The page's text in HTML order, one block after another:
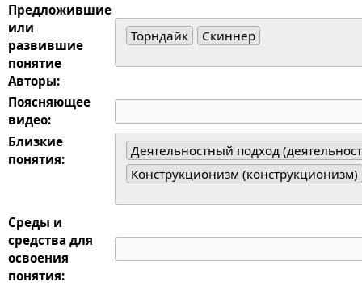
Предложившие
или
развившие
понятие
Авторы:
Торндайк Скиннер
Поясняющее
видео:
Близкие
понятия:
Деятельностный подход
Конструкционизм (конструкционизм)
Среды и
средства для
освоения
понятия: